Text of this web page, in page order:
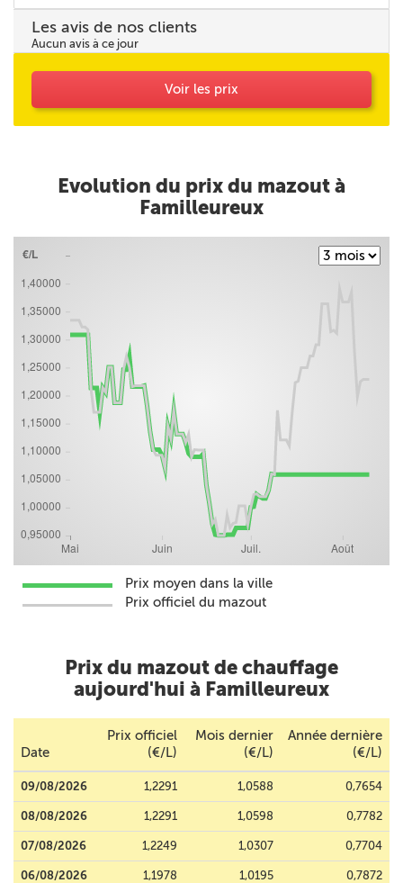
Les avis de nos clients
Aucun avis à ce jour
Voir les prix
Evolution du prix du mazout à
Familleureux
Prix moyen dans la ville
Prix officiel du mazout
Prix du mazout de chauffage
aujourd'hui à Familleureux
Date
Prix officiel
(€/L)
Mois dernier
(€/L)
Année dernière
(€/L)
09/08/2026 1,2291 1,0588 0,7654
08/08/2026 1,2291 1,0598 0,7782
07/08/2026 1,2249 1,0307 0,7704
06/08/2026 1,1978 1,0195 0,7872